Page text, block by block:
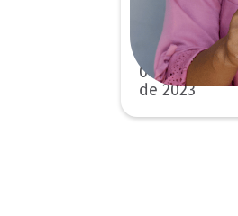
06 de janeiro
de 2023